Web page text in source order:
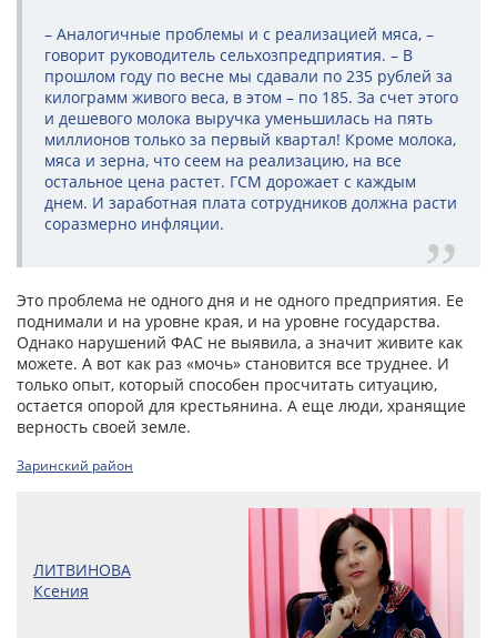
– Аналогичные проблемы и с реализацией мяса, –
говорит руководитель сельхозпредприятия. – В
прошлом году по весне мы сдавали по 235 рублей за
килограмм живого веса, в этом – по 185. За счет этого
и дешевого молока выручка уменьшилась на пять
миллионов только за первый квартал! Кроме молока,
мяса и зерна, что сеем на реализацию, на все
остальное цена растет. ГСМ дорожает с каждым
днем. И заработная плата сотрудников должна расти
соразмерно инфляции.
Это проблема не одного дня и не одного предприятия. Ее
поднимали и на уровне края, и на уровне государства.
Однако нарушений ФАС не выявила, а значит живите как
можете. А вот как раз «мочь» становится все труднее. И
только опыт, который способен просчитать ситуацию,
остается опорой для крестьянина. А еще люди, хранящие
верность своей земле.
Заринский район
ЛИТВИНОВА
Ксения